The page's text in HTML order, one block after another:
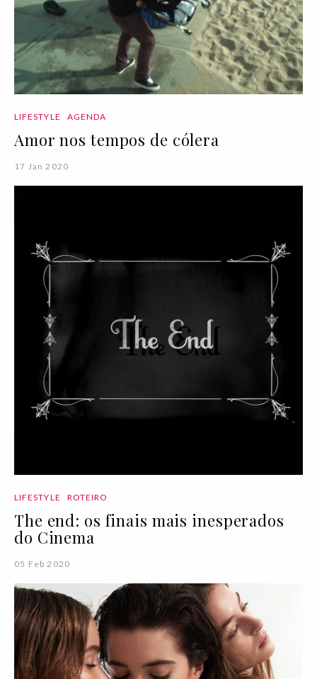
LIFESTYLE AGENDA
Amor nos tempos de cólera
17 Jan 2020
LIFESTYLE ROTEIRO
The end: os finais mais inesperados
do Cinema
05 Feb 2020